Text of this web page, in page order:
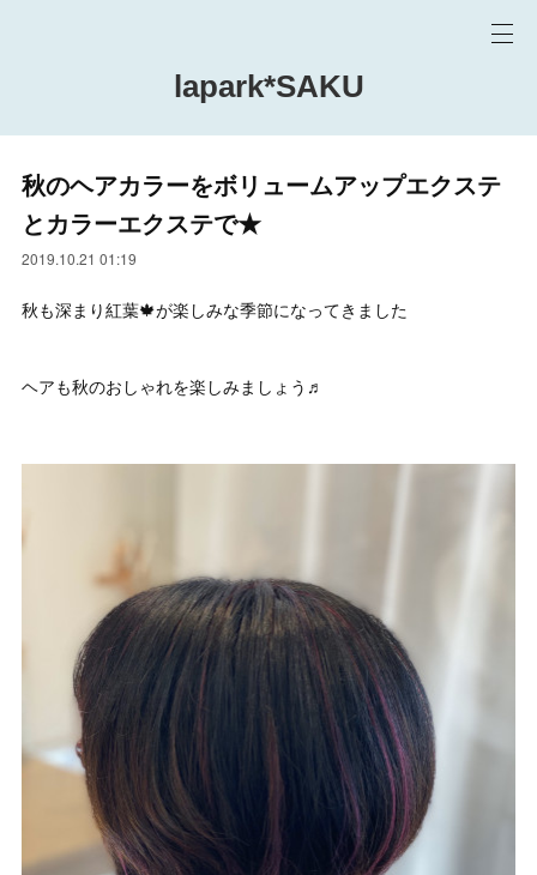
lapark*SAKU
秋のヘアカラーをボリュームアップエクステ
とカラーエクステで★
2019.10.21 01:19
秋も深まり紅葉🍁が楽しみな季節になってきました
ヘアも秋のおしゃれを楽しみましょう♬